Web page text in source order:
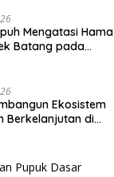
Mengatasi Hama
Batang pada
Ekosistem
Berkelanjutan di